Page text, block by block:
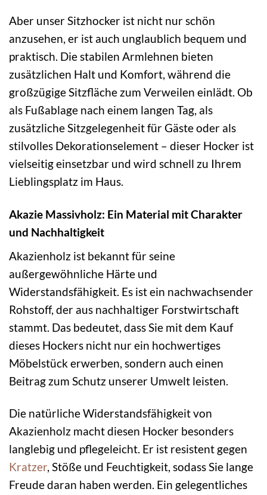
Aber unser Sitzhocker ist nicht nur schön
anzusehen, er ist auch unglaublich bequem und
praktisch. Die stabilen Armlehnen bieten
zusätzlichen Halt und Komfort, während die
großzügige Sitzfläche zum Verweilen einlädt. Ob
als Fußablage nach einem langen Tag, als
zusätzliche Sitzgelegenheit für Gäste oder als
stilvolles Dekorationselement – dieser Hocker ist
vielseitig einsetzbar und wird schnell zu Ihrem
Lieblingsplatz im Haus.
Akazie Massivholz: Ein Material mit Charakter
und Nachhaltigkeit
Akazienholz ist bekannt für seine
außergewöhnliche Härte und
Widerstandsfähigkeit. Es ist ein nachwachsender
Rohstoff, der aus nachhaltiger Forstwirtschaft
stammt. Das bedeutet, dass Sie mit dem Kauf
dieses Hockers nicht nur ein hochwertiges
Möbelstück erwerben, sondern auch einen
Beitrag zum Schutz unserer Umwelt leisten.
Die natürliche Widerstandsfähigkeit von
Akazienholz macht diesen Hocker besonders
langlebig und pflegeleicht. Er ist resistent gegen
Kratzer, Stöße und Feuchtigkeit, sodass Sie lange
Freude daran haben werden. Ein gelegentliches